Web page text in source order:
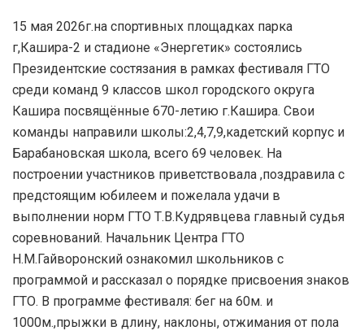
15 мая 2026г.на спортивных площадках парка
г,Кашира-2 и стадионе «Энергетик» состоялись
Президентские состязания в рамках фестиваля ГТО
среди команд 9 классов школ городского округа
Кашира посвящённые 670-летию г.Кашира. Свои
команды направили школы:2,4,7,9,кадетский корпус и
Барабановская школа, всего 69 человек. На
построении участников приветствовала ,поздравила с
предстоящим юбилеем и пожелала удачи в
выполнении норм ГТО Т.В.Кудрявцева главный судья
соревнований. Начальник Центра ГТО
Н.М.Гайворонский ознакомил школьников с
программой и рассказал о порядке присвоения знаков
ГТО. В программе фестиваля: бег на 60м. и
1000м.,прыжки в длину, наклоны, отжимания от пола